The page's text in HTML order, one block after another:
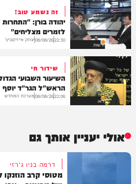
חדשות
זה נשמע טוב!
יהודה בורן:
לזמרים מצליחים"
22:30
08/08/26יצחק אייזיקוביץ'
וידאו
שידור חי
השיעור השבועי
הראש"ל הגר"ד יוסף
22:06
08/08/26מערכת המחדש
אולי יעניין אותך גם
דרמה בניו ג'רזי
מטוסי קרב הוזנקו